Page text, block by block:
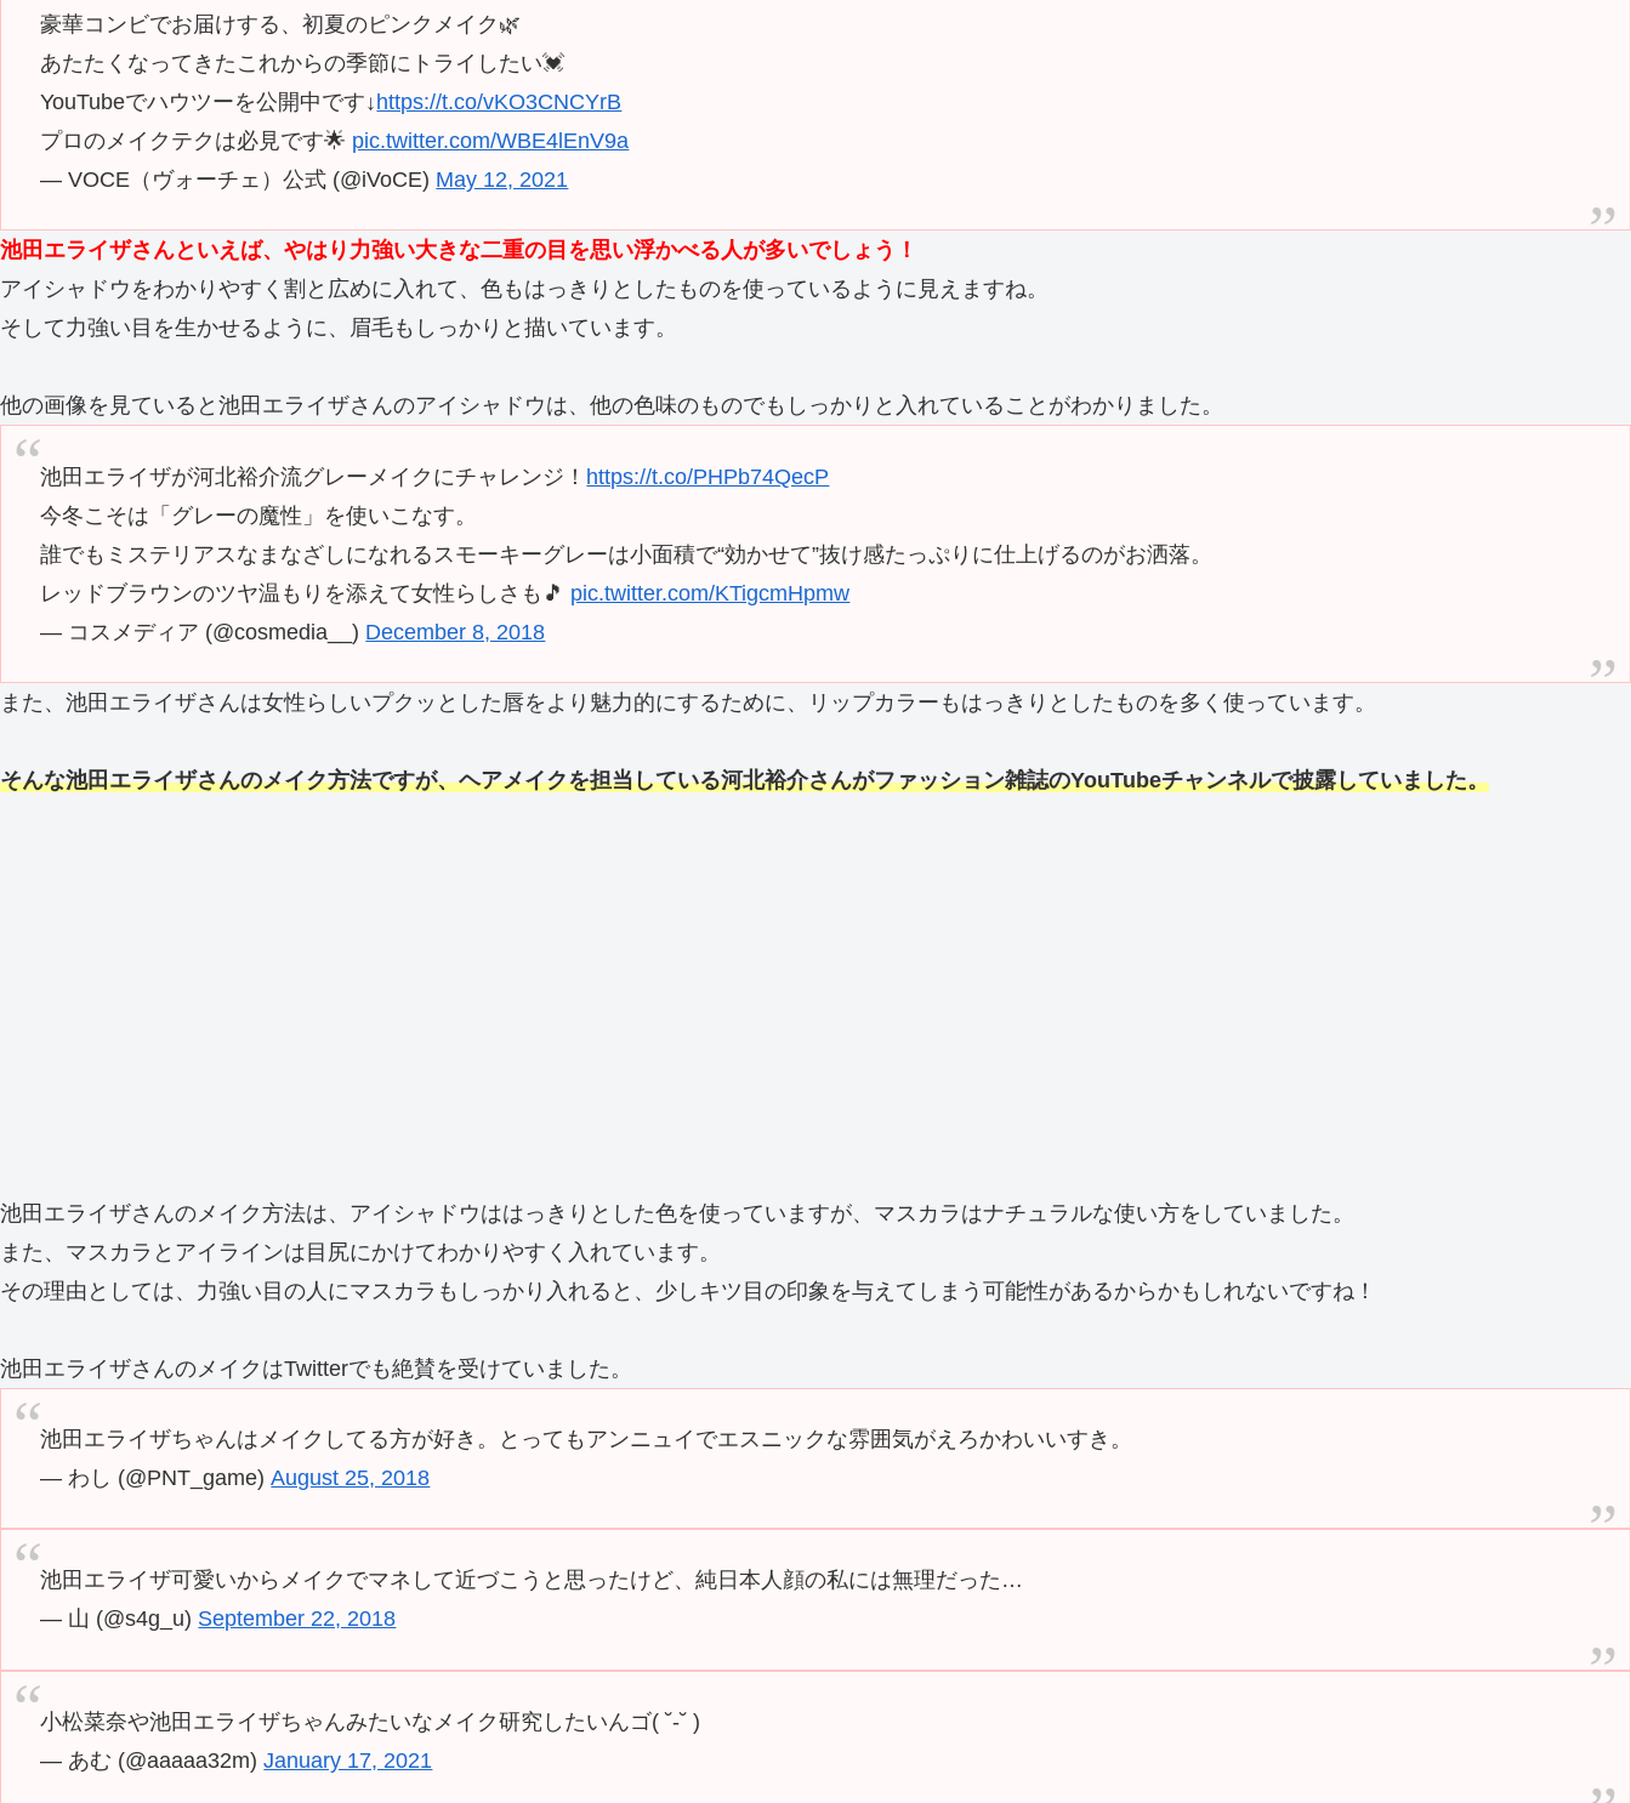
豪華コンビでお届けする、初夏のピンクメイク🌿
あたたくなってきたこれからの季節にトライしたい💓
YouTubeでハウツーを公開中です↓ https://t.co/vKO3CNCYrB
プロのメイクテクは必見です🌟 pic.twitter.com/WBE4lEnV9a
— VOCE（ヴォーチェ）公式 (@iVoCE) May 12, 2021
池田エライザさんといえば、やはり力強い大きな二重の目を思い浮かべる人が多いでしょう！
アイシャドウをわかりやすく割と広めに入れて、色もはっきりとしたものを使っているように見えますね。
そして力強い目を生かせるように、眉毛もしっかりと描いています。
他の画像を見ていると池田エライザさんのアイシャドウは、他の色味のものでもしっかりと入れていることがわかりました。
池田エライザが河北裕介流グレーメイクにチャレンジ！ https://t.co/PHPb74QecP
今冬こそは「グレーの魔性」を使いこなす。
誰でもミステリアスなまなざしになれるスモーキーグレーは小面積で“効かせて”抜け感たっぷりに仕上げるのがお洒落。
レッドブラウンのツヤ温もりを添えて女性らしさも🎵 pic.twitter.com/KTigcmHpmw
— コスメディア (@cosmedia__) December 8, 2018
また、池田エライザさんは女性らしいプクッとした唇をより魅力的にするために、リップカラーもはっきりとしたものを多く使っています。
そんな池田エライザさんのメイク方法ですが、ヘアメイクを担当している河北裕介さんがファッション雑誌のYouTubeチャンネルで披露していました。
池田エライザさんのメイク方法は、アイシャドウははっきりとした色を使っていますが、マスカラはナチュラルな使い方をしていました。
また、マスカラとアイラインは目尻にかけてわかりやすく入れています。
その理由としては、力強い目の人にマスカラもしっかり入れると、少しキツ目の印象を与えてしまう可能性があるからかもしれないですね！
池田エライザさんのメイクはTwitterでも絶賛を受けていました。
池田エライザちゃんはメイクしてる方が好き。とってもアンニュイでエスニックな雰囲気がえろかわいいすき。
— わし (@PNT_game)August 25, 2018
池田エライザ可愛いからメイクでマネして近づこうと思ったけど、純日本人顔の私には無理だった…
— 山 (@s4g_u) September 22, 2018
小松菜奈や池田エライザちゃんみたいなメイク研究したいんゴ( ˘-˘ )
— あむ (@aaaaa32m)January 17, 2021